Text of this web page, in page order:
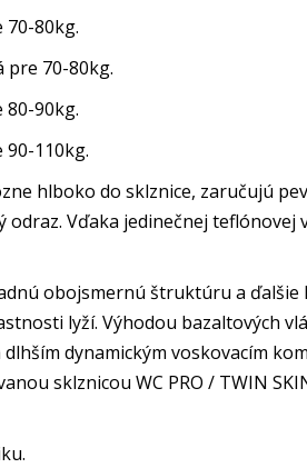
70-80kg.
pre 70-80kg.
80-90kg.
110kg.
hlboko do sklznice, zaručujú
Vďaka jedinečnej
obojsmernú štruktúru a
lyží. Výhodou bazaltových
dynamickým voskovacím
sklznicou WC PRO / TWIN